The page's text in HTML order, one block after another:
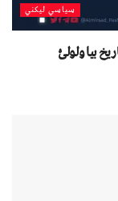
سیاسي لیکني
بیا ولولئ